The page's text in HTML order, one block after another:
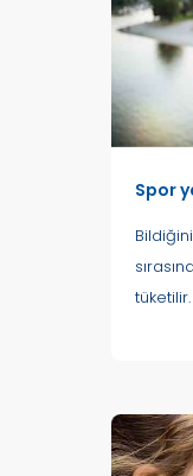
Spor
tüketilir.